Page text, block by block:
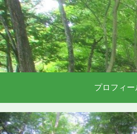
プロフィー